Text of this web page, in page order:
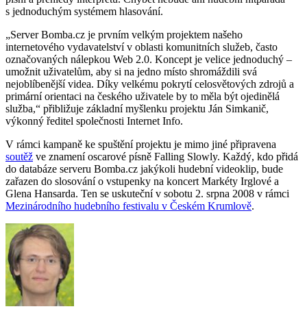
s jednoduchým systémem hlasování.
Server Bomba.cz je prvním velkým projektem našeho
internetového vydavatelství v oblasti komunitních služeb, často
označovaných nálepkou Web 2.0. Koncept je velice jednoduchý –
umožnit uživatelům, aby si na jedno místo shromáždili svá
nejoblíbenější videa. Díky velkému pokrytí celosvětových zdrojů a
primární orientaci na českého uživatele by to měla být ojedinělá
služba,
přibližuje základní myšlenku projektu Ján Simkanič,
výkonný ředitel společnosti Internet Info.
V rámci kampaně ke spuštění projektu je mimo jiné připravena
soutěž ve znamení oscarové písně Falling Slowly. Každý, kdo přidá
do databáze serveru Bomba.cz jakýkoli hudební videoklip, bude
zařazen do slosování o vstupenky na koncert Markéty Irglové a
Glena Hansarda. Ten se uskuteční v sobotu 2. srpna 2008 v rámci
Mezinárodního hudebního festivalu v Českém Krumlově.